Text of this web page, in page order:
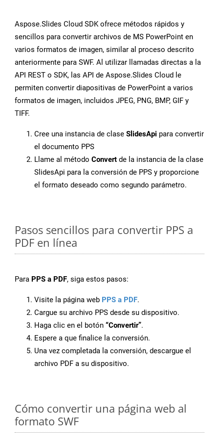
Aspose.Slides Cloud SDK ofrece métodos rápidos y
sencillos para convertir archivos de MS PowerPoint en
varios formatos de imagen, similar al proceso descrito
anteriormente para SWF. Al utilizar llamadas directas a la
API REST o SDK, las API de Aspose.Slides Cloud le
permiten convertir diapositivas de PowerPoint a varios
formatos de imagen, incluidos JPEG, PNG, BMP, GIF y
TIFF.
Cree una instancia de clase SlidesApi para convertir
el documento PPS
Llame al método Convert de la instancia de la clase
SlidesApi para la conversión de PPS y proporcione
el formato deseado como segundo parámetro.
Pasos sencillos para convertir PPS a
PDF en línea
Para PPS a PDF, siga estos pasos:
Visite la página web PPS a PDF.
Cargue su archivo PPS desde su dispositivo.
Haga clic en el botón “Convertir”.
Espere a que finalice la conversión.
Una vez completada la conversión, descargue el
archivo PDF a su dispositivo.
Cómo convertir una página web al
formato SWF